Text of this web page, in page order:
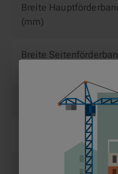
Breite
(mm)
Breite
Eigengewicht (kg)
Eigengewicht (t)
Max Anzahl an Sieben